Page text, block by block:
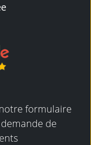
formulaire
de